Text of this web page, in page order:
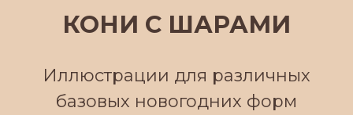
КОНИ С ШАРАМИ
Иллюстрации для различных
базовых новогодних форм